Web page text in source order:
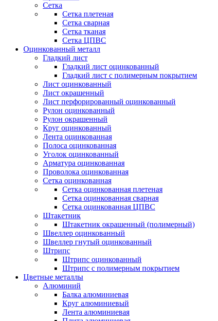
Сетка
Сетка плетеная
Сетка сварная
Сетка тканая
Сетка ЦПВС
Оцинкованный металл
Гладкий лист
Гладкий лист оцинкованный
Гладкий лист с полимерным покрытием
Лист оцинкованный
Лист окрашенный
Лист перфорированный оцинкованный
Рулон оцинкованный
Рулон окрашенный
Круг оцинкованный
Лента оцинкованная
Полоса оцинкованная
Уголок оцинкованный
Арматура оцинкованная
Проволока оцинкованная
Сетка оцинкованная
Сетка оцинкованная плетеная
Сетка оцинкованная сварная
Сетка оцинкованная ЦПВС
Штакетник
Штакетник окрашенный (полимерный)
Швеллер оцинкованный
Швеллер гнутый оцинкованный
Штрипс
Штрипс оцинкованный
Штрипс с полимерным покрытием
Цветные металлы
Алюминий
Балка алюминиевая
Круг алюминиевый
Лента алюминиевая